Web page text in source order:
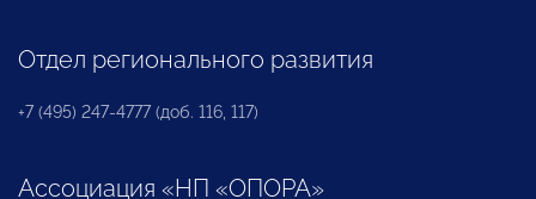
Отдел регионального развития
+7 (495) 247-4777 (доб. 116, 117)
Ассоциация «НП «ОПОРА»